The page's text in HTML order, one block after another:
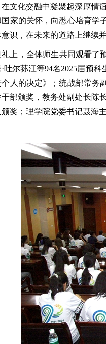
文化交融中凝聚起深厚情
家的关怀，向悉心培育学
识，在未来的道路上继续
礼上，全体师生共同观看了
吐尔荪江等94名2025届预
人的决定》；统战部常务
部颁奖，教务处副处长陈
奖；理学院党委书记聂海